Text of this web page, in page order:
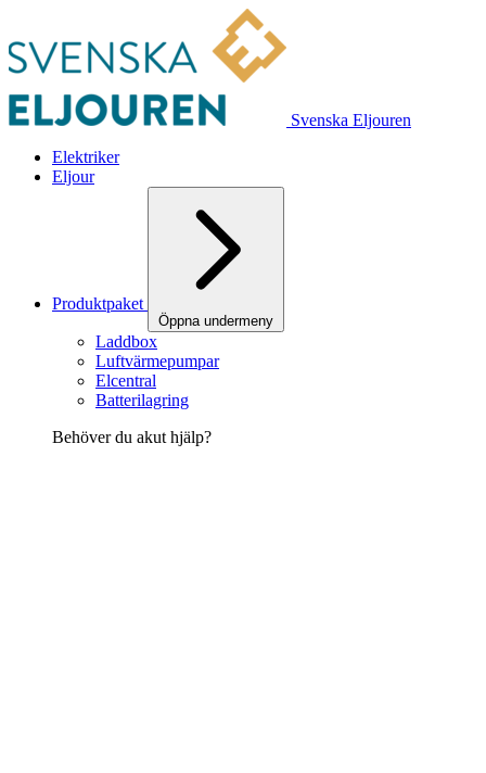
Svenska Eljouren
Elektriker
Eljour
Produktpaket
Öppna undermeny
Laddbox
Luftvärmepumpar
Elcentral
Batterilagring
Behöver du akut hjälp?